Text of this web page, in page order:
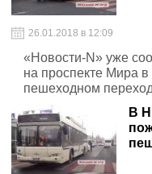
26.01.2018 в 12:09
«Новости-N» уже
на проспекте Мира
пешеходном
В